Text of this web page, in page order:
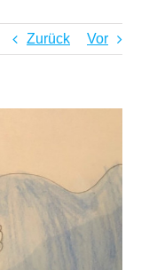
Zurück Vor